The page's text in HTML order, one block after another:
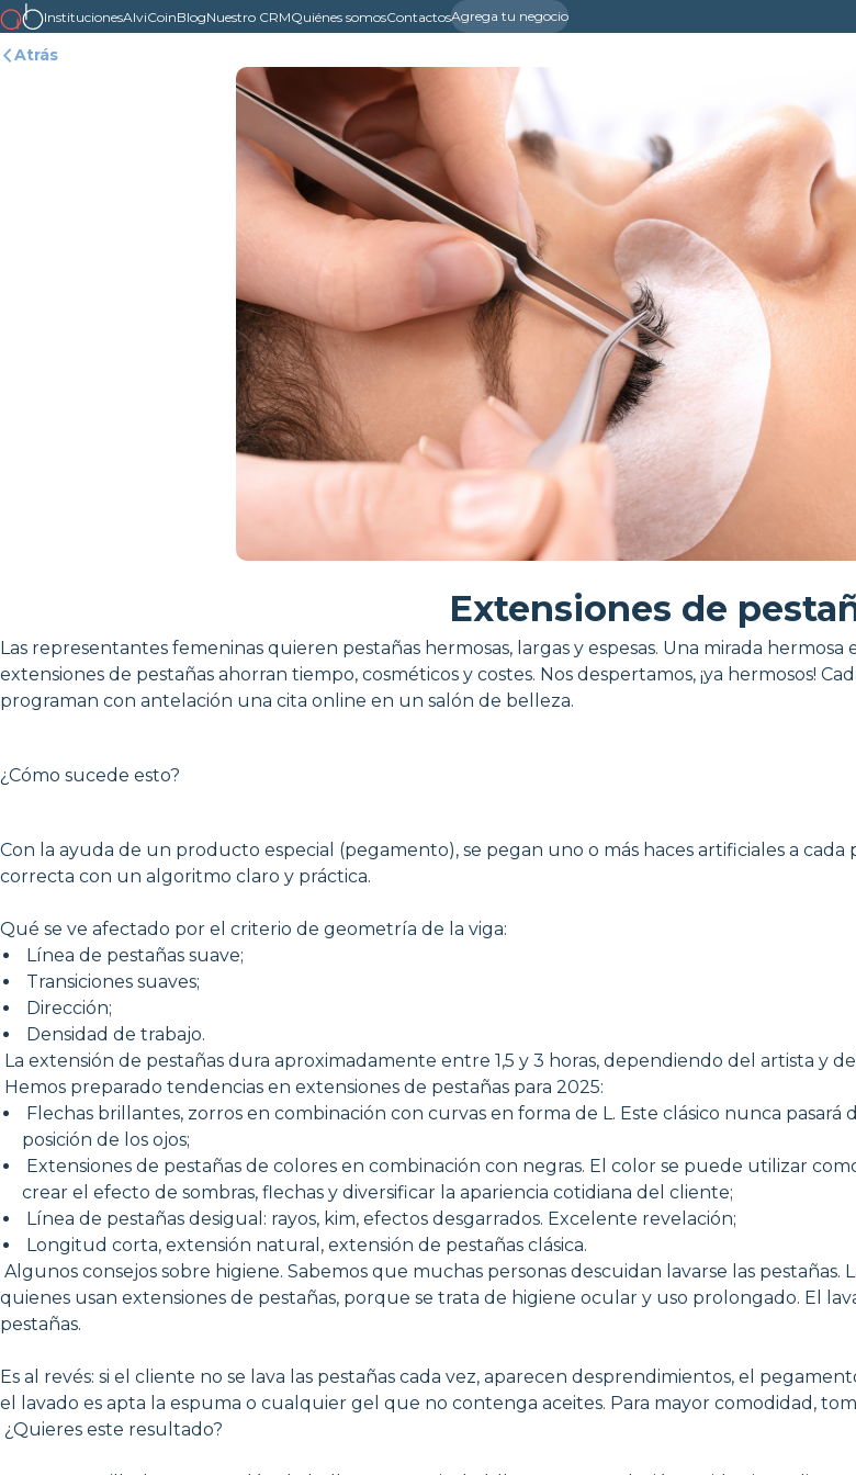
InstitucionesAlviCoinBlogNuestro CRMQuiénes somosContactosAgrega tu negocio
Atrás
Extensiones de
Las representantes femeninas quieren pestañas hermosas, largas y espesas. Una mirada
extensiones de pestañas ahorran tiempo, cosméticos y costes. Nos despertamos, ¡ya hermosos!
programan con antelación una cita online en un salón de belleza.
¿Cómo sucede esto?
Con la ayuda de un producto especial (pegamento), se pegan uno o más haces artificiales a
correcta con un algoritmo claro y práctica.
Qué se ve afectado por el criterio de geometría de la viga:
Línea de pestañas suave;
Transiciones suaves;
Dirección;
Densidad de trabajo.
La extensión de pestañas dura aproximadamente entre 1,5 y 3 horas, dependiendo del artista y
Hemos preparado tendencias en extensiones de pestañas para 2025:
Flechas brillantes, zorros en combinación con curvas en forma de L. Este clásico nunca pasará
posición de los ojos;
Extensiones de pestañas de colores en combinación con negras. El color se puede utilizar
crear el efecto de sombras, flechas y diversificar la apariencia cotidiana del cliente;
Línea de pestañas desigual: rayos, kim, efectos desgarrados. Excelente revelación;
Longitud corta, extensión natural, extensión de pestañas clásica.
Algunos consejos sobre higiene. Sabemos que muchas personas descuidan lavarse las
quienes usan extensiones de pestañas, porque se trata de higiene ocular y uso prolongado. El
pestañas.
Es al revés: si el cliente no se lava las pestañas cada vez, aparecen desprendimientos, el
el lavado es apta la espuma o cualquier gel que no contenga aceites. Para mayor comodidad,
¿Quieres este resultado?